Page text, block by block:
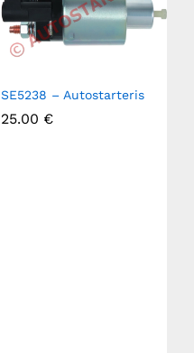
SE5238 – Autostarteris
25.00 €